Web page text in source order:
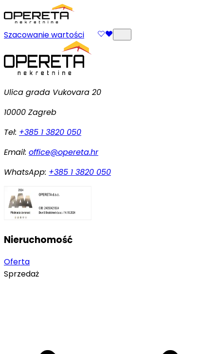
Szacowanie wartości
Ulica grada Vukovara 20
10000 Zagreb
Tel: +385 1 3820 050
Email: office@opereta.hr
WhatsApp: +385 1 3820 050
Nieruchomość
Oferta
Sprzedaż